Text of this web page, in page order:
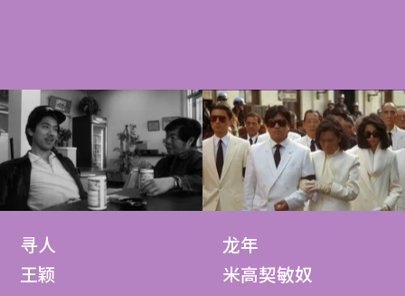
寻人
王颖
龙年
米高契敏奴